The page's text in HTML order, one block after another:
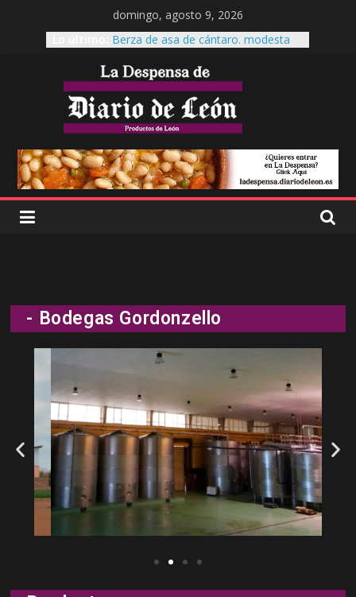
domingo, agosto 9, 2026
Berza de asa de cántaro. modesta
Cecinas Garrote
Cecinas Garrote Astorga, La cecina a
otro nivel.
Es tiempo de Productos de León
El garbanzo pico pardal, patrimonio
leonés
- Bodegas Gordonzello